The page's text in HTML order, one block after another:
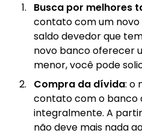
Busca por melhores
contato com um
saldo devedor que
novo banco oferecer
menor, você pode
Compra da dívida: o
contato com o banco
integralmente. A
não deve mais nada